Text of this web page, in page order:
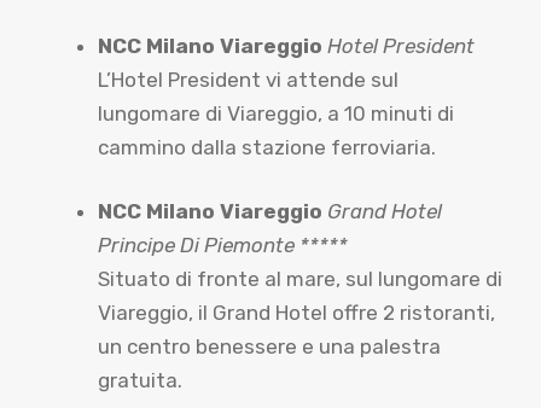
NCC Milano Viareggio Hotel President
L’Hotel President vi attende sul
lungomare di Viareggio, a 10 minuti di
cammino dalla stazione ferroviaria.
NCC Milano Viareggio Grand Hotel
Principe Di Piemonte *****
Situato di fronte al mare, sul lungomare di
Viareggio, il Grand Hotel offre 2 ristoranti,
un centro benessere e una palestra
gratuita.